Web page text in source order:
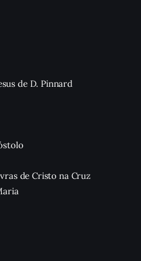
de D. Pinnard
de Cristo na Cruz